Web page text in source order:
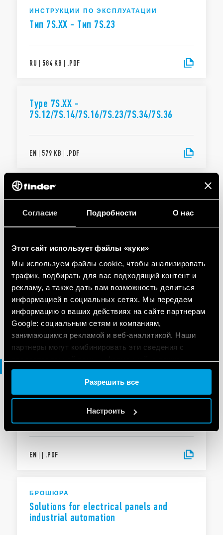
Согласие Подробности О нас
Этот сайт использует файлы «куки»
Мы используем файлы cookie, чтобы анализировать
трафик, подбирать для вас подходящий контент и
рекламу, а также дать вам возможность делиться
информацией в социальных сетях. Мы передаем
информацию о ваших действиях на сайте партнерам
Google: социальным сетям и компаниям,
занимающимся рекламой и веб-аналитикой. Наши
партнеры могут комбинировать эти сведения с
данными, которые они получили при использовании
Разрешить все
Настроить
ИНСТРУКЦИИ ПО ЭКСПЛУАТАЦИИ
Тип 7S.XX - Тип 7S.23
RU | 584 KB | .PDF
Type 7S.XX -
7S.12/7S.14/7S.16/7S.23/7S.34/7S.36
EN | 579 KB | .PDF
ИНСТРУКЦИИ ПО ЭКСПЛУАТАЦИИ
||
Types 7S.12/7S.14/7S.16
EN|| .PDF
Брошюра
Brochure Industrial applications
EN | | .PDF
БРОШЮРА
Solutions for electrical panels and
industrial automation